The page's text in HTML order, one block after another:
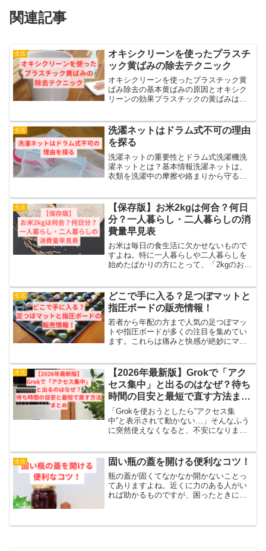
関連記事
生活
オキシクリーンを使ったプラスチ
ック黄ばみの除去テクニック
オキシクリーンを使ったプラスチック黄
ばみ除去の基本黄ばみの原因とオキシク
リーンの効果プラスチックの黄ばみは、
発生します。特に、屋外や窓際に置かれ
たプラスチック製品は紫外...
生活
洗濯ネットはドラム式不可の理由
を探る
洗濯ネットの重要性とドラム式洗濯機洗
濯ネットとは？基本情報洗濯ネットは、
衣類を洗濯中の摩擦や絡まりから守るた
ドラム式洗濯機の特性ドラム式洗濯機
は、たたき洗いと回転による...
生活
【保存版】お米2kgは何合？何日
分？一人暮らし・二人暮らしの消
費量早見表
お米は毎日の食生活に欠かせないもので
すよね。特に一人暮らしや二人暮らしを
始めたばかりの方にとって、「2kgのお米
は多いと思います。この記事では、分か
りやすく解説していき...
生活
どこで手に入る？足つぼマットと
指圧ボードの販売情報！
若者から年配の方まで人気の足つぼマッ
トや指圧ボードが多くの注目を集めてい
ます。これらは痛みと快感が絶妙にマッ
か気になるところですね。今回は、足つ
ぼマットや指圧ボードが手...
生活
【2026年最新版】Grokで「アク
セス集中」と出るのはなぜ？待ち
時間の目安と最短で直す方法まと
め
「Grokを使おうとしたら“アクセス集
中”と表示されて動かない…」そんなふう
に突然使えなくなると、不安になります
す。でも、安心してください。ほとんど
の場合は“故障”では...
生活 固い瓶の蓋を開ける便利なコツ！
瓶の蓋が固くてなかなか開かないことっ
てありますよね。近くに力のある人がい
れば助かるものですが、困ったときに限